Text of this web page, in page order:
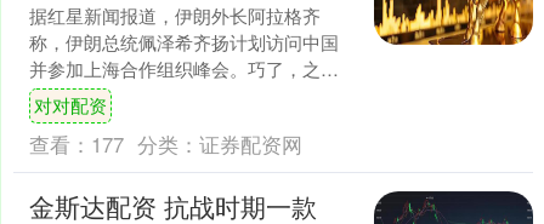
据红星新闻报道，伊朗外长阿拉格齐
称，伊朗总统佩泽希齐扬计划访问中国
并参加上海合作组织峰会。巧了，之前
路透社6日也引述消息人士的说法称，印
度总理莫迪计划于8月31....
对对配资
查看： 177 分类： 证券配资网
金斯达配资 抗战时期一款